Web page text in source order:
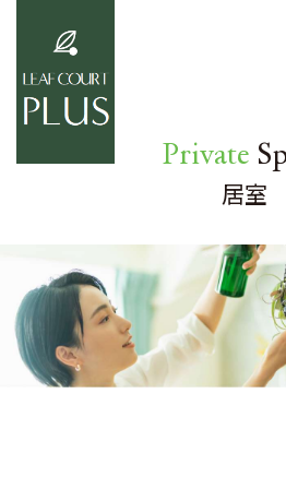
トピック
共用部
ワークスペース
フィットネス
居室
居室紹
フロ
Private
居室